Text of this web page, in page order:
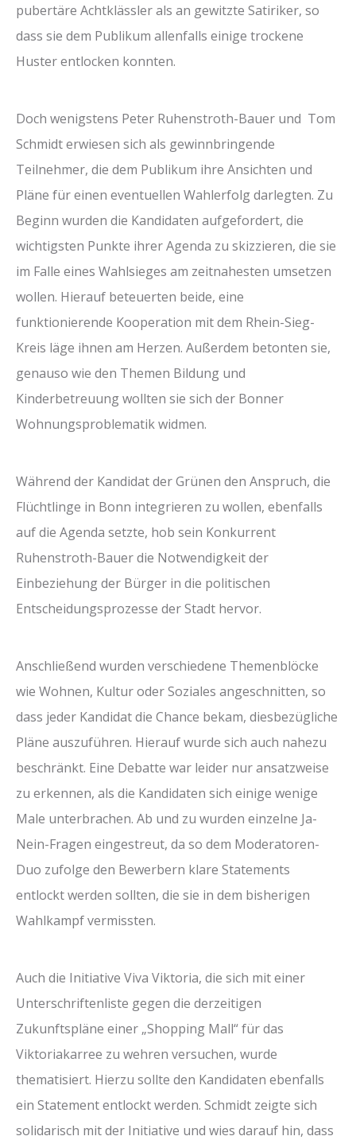
pubertäre Achtklässler als an gewitzte Satiriker, so
dass sie dem Publikum allenfalls einige trockene
Huster entlocken konnten.
Doch wenigstens Peter Ruhenstroth-Bauer und Tom
Schmidt erwiesen sich als gewinnbringende
Teilnehmer, die dem Publikum ihre Ansichten und
Pläne für einen eventuellen Wahlerfolg darlegten. Zu
Beginn wurden die Kandidaten aufgefordert, die
wichtigsten Punkte ihrer Agenda zu skizzieren, die sie
im Falle eines Wahlsieges am zeitnahesten umsetzen
wollen. Hierauf beteuerten beide, eine
funktionierende Kooperation mit dem Rhein-Sieg-
Kreis läge ihnen am Herzen. Außerdem betonten sie,
genauso wie den Themen Bildung und
Kinderbetreuung wollten sie sich der Bonner
Wohnungsproblematik widmen.
Während der Kandidat der Grünen den Anspruch, die
Flüchtlinge in Bonn integrieren zu wollen, ebenfalls
auf die Agenda setzte, hob sein Konkurrent
Ruhenstroth-Bauer die Notwendigkeit der
Einbeziehung der Bürger in die politischen
Entscheidungsprozesse der Stadt hervor.
Anschließend wurden verschiedene Themenblöcke
wie Wohnen, Kultur oder Soziales angeschnitten, so
dass jeder Kandidat die Chance bekam, diesbezügliche
Pläne auszuführen. Hierauf wurde sich auch nahezu
beschränkt. Eine Debatte war leider nur ansatzweise
zu erkennen, als die Kandidaten sich einige wenige
Male unterbrachen. Ab und zu wurden einzelne Ja-
Nein-Fragen eingestreut, da so dem Moderatoren-
Duo zufolge den Bewerbern klare Statements
entlockt werden sollten, die sie in dem bisherigen
Wahlkampf vermissten.
Auch die Initiative Viva Viktoria, die sich mit einer
Unterschriftenliste gegen die derzeitigen
Zukunftspläne einer „Shopping Mall“ für das
Viktoriakarree zu wehren versuchen, wurde
thematisiert. Hierzu sollte den Kandidaten ebenfalls
ein Statement entlockt werden. Schmidt zeigte sich
solidarisch mit der Initiative und wies darauf hin, dass